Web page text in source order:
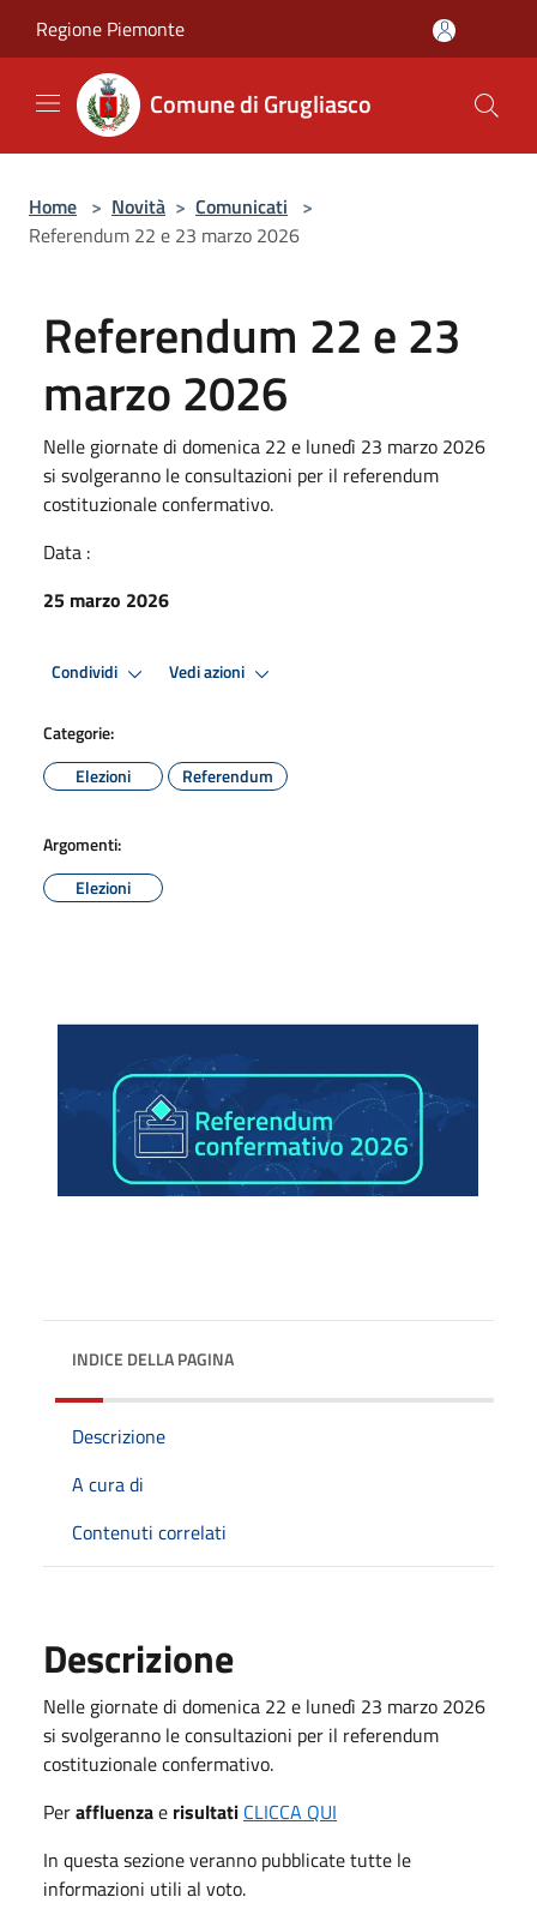
Regione Piemonte
Comune di Grugliasco
Home > Novità > Comunicati >
Referendum 22 e 23 marzo 2026
Referendum 22 e 23
marzo 2026
Nelle giornate di domenica 22 e lunedì 23 marzo 2026
si svolgeranno le consultazioni per il referendum
costituzionale confermativo.
Data :
25 marzo 2026
Condividi Vedi azioni
Categorie:
Elezioni
Referendum
Argomenti:
Elezioni
INDICE DELLA PAGINA
Descrizione
A cura di
Contenuti correlati
Descrizione
Nelle giornate di domenica 22 e lunedì 23 marzo 2026
si svolgeranno le consultazioni per il referendum
costituzionale confermativo.
Peraffluenzae risultati CLICCA QUI
In questa sezione veranno pubblicate tutte le
informazioni utili al voto.